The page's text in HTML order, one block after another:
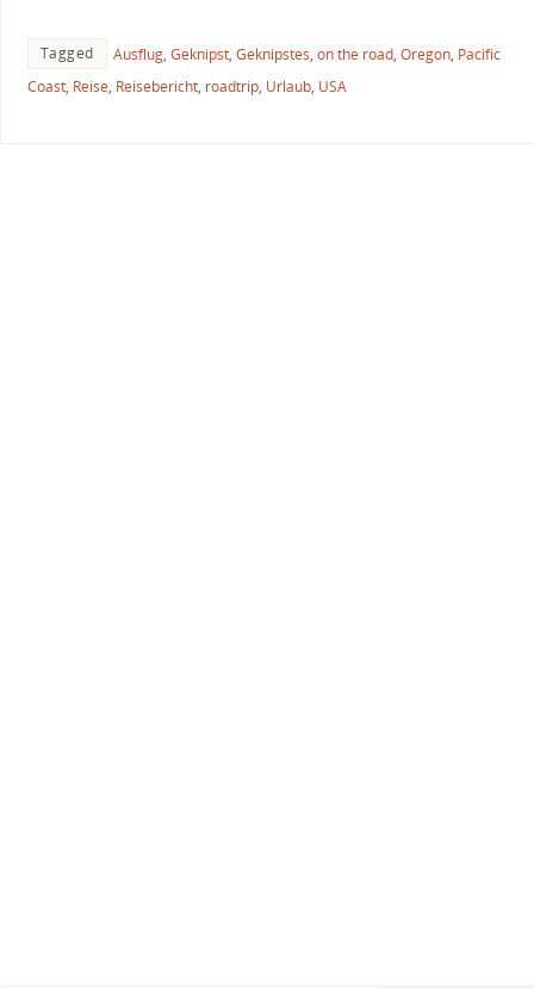
Tagged Ausflug, Geknipst, Geknipstes, on the road, Oregon, Pacific
Coast, Reise, Reisebericht, roadtrip, Urlaub, USA